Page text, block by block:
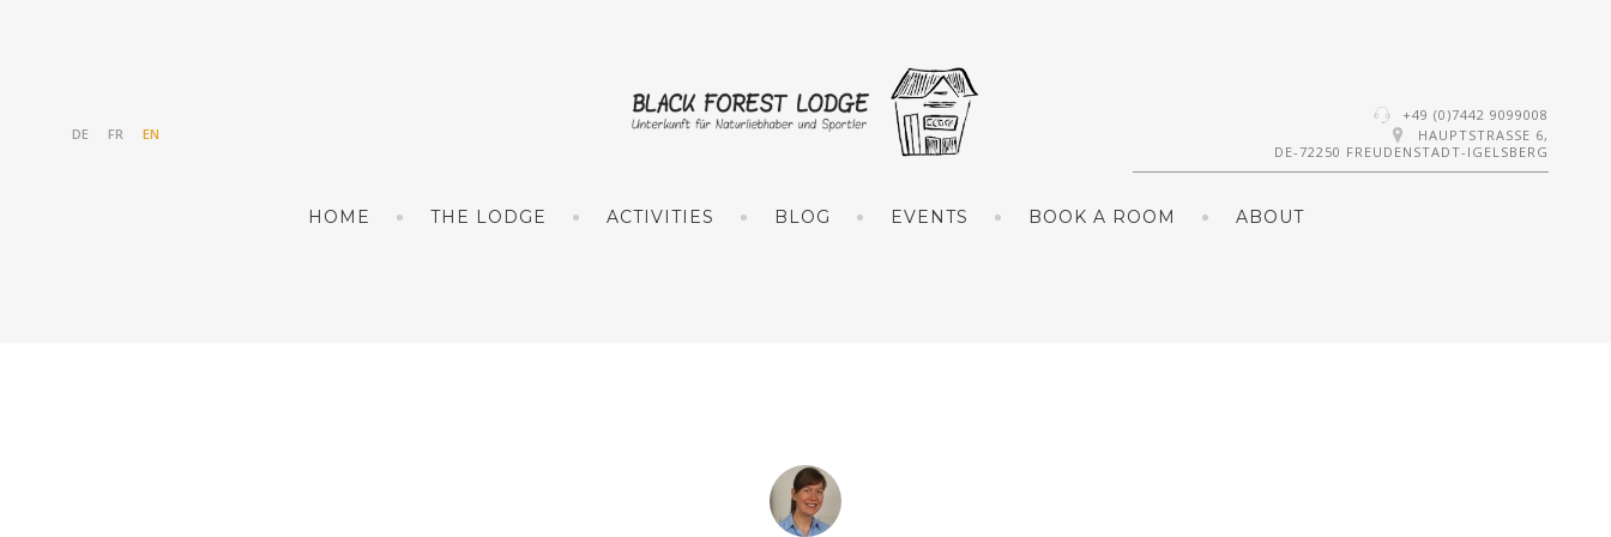
DE FR EN
+49 (0)7442 9099008
HAUPTSTRASSE 6,
DE-72250 FREUDENSTADT-IGELSBERG
HOME THE LODGE ACTIVITIES BLOG EVENTS BOOK A ROOM ABOUT